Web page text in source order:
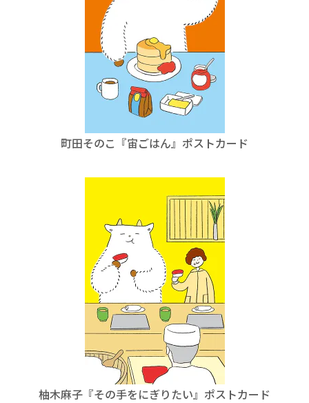
町田そのこ『宙ごはん』ポストカード
柚木麻子『その手をにぎりたい』ポストカード